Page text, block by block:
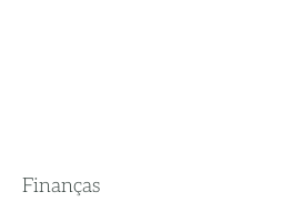
Finanças